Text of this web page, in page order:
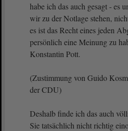
habe ich das auch gesagt - es
wir zu der Notlage stehen,
es ist das Recht eines jeden
persönlich eine Meinung zu
Konstantin Pott.
(Zustimmung von Guido
der CDU)
Deshalb finde ich das auch
Sie tatsächlich nicht richtig